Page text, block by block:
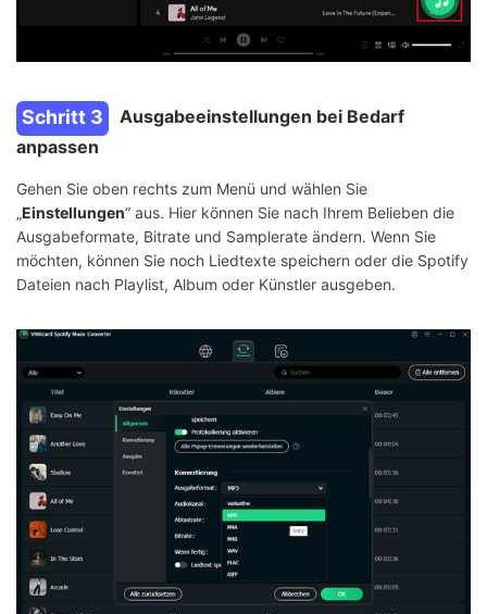
Schritt 3
Ausgabeeinstellungen bei Bedarf
anpassen
Gehen Sie oben rechts zum Menü und wählen Sie
„Einstellungen“ aus. Hier können Sie nach Ihrem Belieben die
Ausgabeformate, Bitrate und Samplerate ändern. Wenn Sie
möchten, können Sie noch Liedtexte speichern oder die Spotify
Dateien nach Playlist, Album oder Künstler ausgeben.